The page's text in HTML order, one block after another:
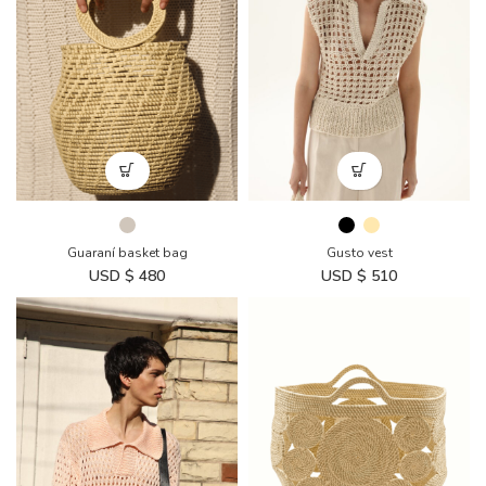
Guaraní basket bag
USD $ 480
Gusto vest
USD $ 510